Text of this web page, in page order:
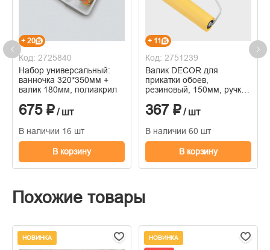
+ 20
Код: 2725840
Набор универсальный:
ванночка 320*350мм +
валик 180мм, полиакрил
675 ₽/ шт
В наличии 16 шт
В корзину
+ 11
Код: 2751239
Валик DECOR для
прикатки обоев,
резиновый, 150мм, ручка
367 ₽/ шт
В наличии 60 шт
В корзину
Похожие товары
НОВИНКА НОВИНКА